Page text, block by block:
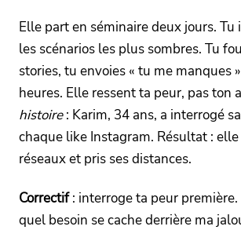
Elle part en séminaire deux jours. Tu
les scénarios les plus sombres. Tu
stories, tu envoies « tu me manques
heures. Elle ressent ta peur, pas ton
histoire: Karim, 34 ans, a interrogé
chaque like Instagram. Résultat :
réseaux et pris ses distances.
Correctif: interroge ta peur
quel besoin se cache derrière ma